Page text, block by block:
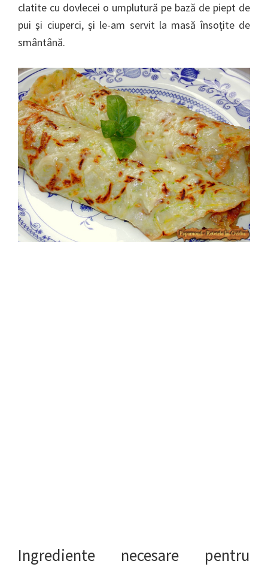
clatite cu dovlecei o umplutură pe bază de piept de
pui şi ciuperci, şi le-am servit la masă însoţite de
smântână.
Ingrediente necesare pentru